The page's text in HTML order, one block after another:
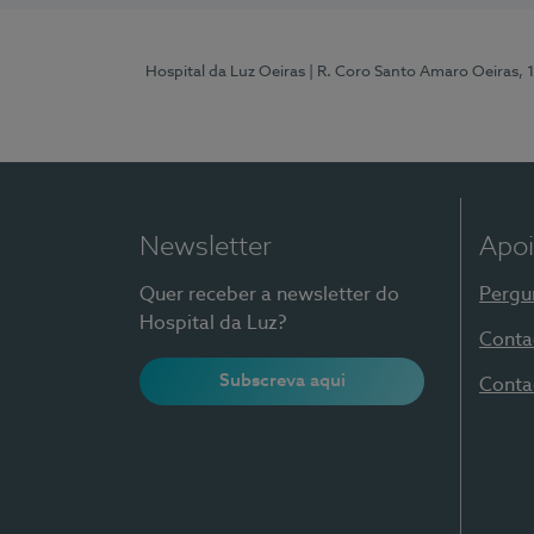
Hospital da Luz Oeiras | R. Coro Santo Amaro Oeiras,
Newsletter
Quer receber a newsletter do
Hospital da Luz?
Subscreva aqui